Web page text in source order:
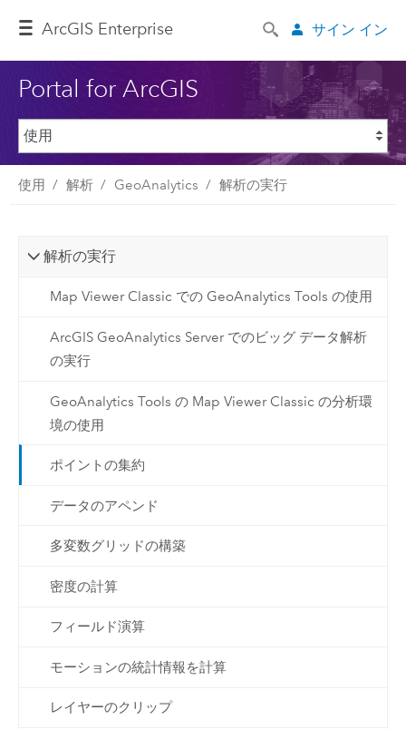
ArcGIS Enterprise サイン イン
Portal for ArcGIS
使用 解析 GeoAnalytics 解析の実行
解析の実行
Map Viewer Classic での GeoAnalytics Tools の使用
ArcGIS GeoAnalytics Server でのビッグ データ解析
の実行
GeoAnalytics Tools の Map Viewer Classic の分析環
境の使用
ポイントの集約
データのアペンド
多変数グリッドの構築
密度の計算
フィールド演算
モーションの統計情報を計算
レイヤーのクリップ